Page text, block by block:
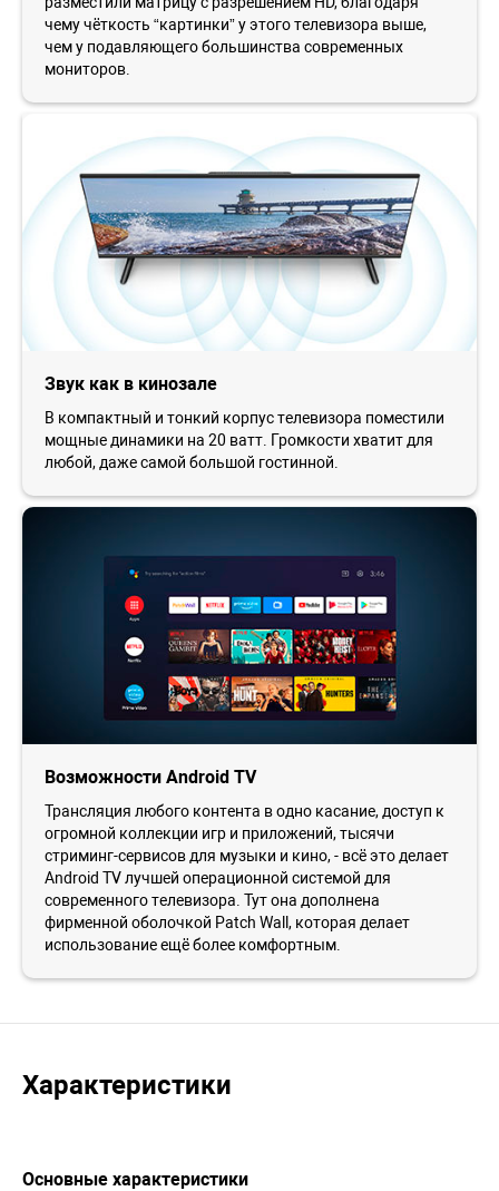
чему чёткость “картинки” у этого телевизора выше,
чем у подавляющего большинства современных
мониторов.
Звук как в кинозале
В компактный и тонкий корпус телевизора поместили
мощные динамики на 20 ватт. Громкости хватит для
любой, даже самой большой гостинной.
Возможности Android TV
Трансляция любого контента в одно касание, доступ к
огромной коллекции игр и приложений, тысячи
стриминг-сервисов для музыки и кино, - всё это делает
Android TV лучшей операционной системой для
современного телевизора. Тут она дополнена
фирменной оболочкой Patch Wall, которая делает
использование ещё более комфортным.
Характеристики
Основные характеристики